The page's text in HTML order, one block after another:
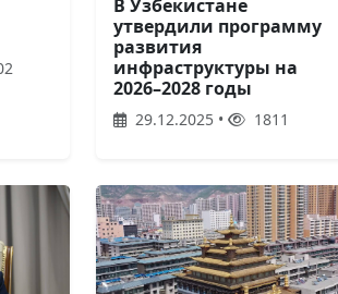
В Узбекистане
утвердили программу
развития
инфраструктуры на
2026–2028 годы
29.12.2025 • 1811